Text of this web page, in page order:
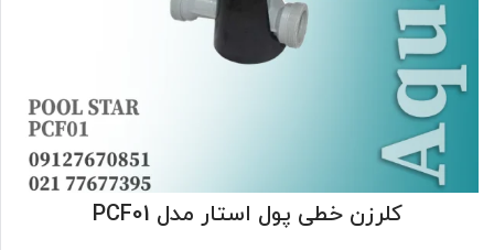
کلرزن خطی پول استار مدل PCF01